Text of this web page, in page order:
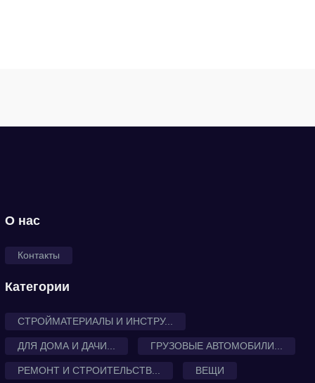
О нас
Контакты
Категории
СТРОЙМАТЕРИАЛЫ И ИНСТРУ...
ДЛЯ ДОМА И ДАЧИ... ГРУЗОВЫЕ АВТОМОБИЛИ...
РЕМОНТ И СТРОИТЕЛЬСТВ... ВЕЩИ